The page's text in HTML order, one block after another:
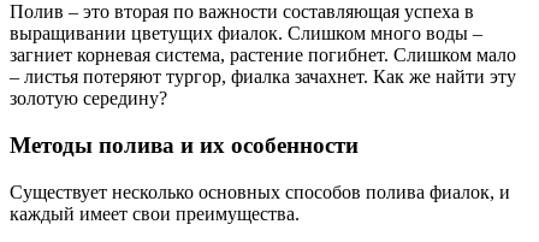
Полив – это вторая по важности составляющая успеха в
выращивании цветущих фиалок. Слишком много воды –
загниет корневая система, растение погибнет. Слишком мало
– листья потеряют тургор, фиалка зачахнет. Как же найти эту
золотую середину?
Методы полива и их особенности
Существует несколько основных способов полива фиалок, и
каждый имеет свои преимущества.